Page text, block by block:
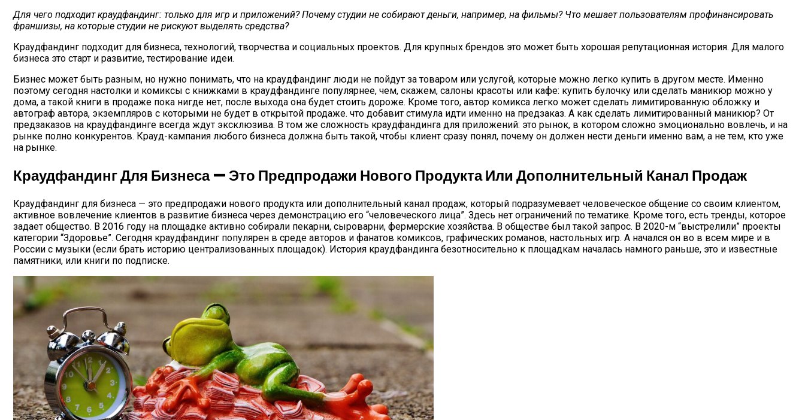
Для чего подходит краудфандинг: только для игр и приложений? Почему студии не собирают деньги, например, на фильмы? Что мешает пользователям профинансировать
франшизы, на которые студии не рискуют выделять средства?
Краудфандинг подходит для бизнеса, технологий, творчества и социальных проектов. Для крупных брендов это может быть хорошая репутационная история. Для малого
бизнеса это старт и развитие, тестирование идеи.
Бизнес может быть разным, но нужно понимать, что на краудфандинг люди не пойдут за товаром или услугой, которые можно легко купить в другом месте. Именно
поэтому сегодня настолки и комиксы с книжками в краудфандинге популярнее, чем, скажем, салоны красоты или кафе: купить булочку или сделать маникюр можно у
дома, а такой книги в продаже пока нигде нет, после выхода она будет стоить дороже. Кроме того, автор комикса легко может сделать лимитированную обложку и
автограф автора, экземпляров с которыми не будет в открытой продаже. что добавит стимула идти именно на предзаказ. А как сделать лимитированный маникюр? От
предзаказов на краудфандинге всегда ждут эксклюзива. В том же сложность краудфандинга для приложений: это рынок, в котором сложно эмоционально вовлечь, и на
рынке полно конкурентов. Крауд-кампания любого бизнеса должна быть такой, чтобы клиент сразу понял, почему он должен нести деньги именно вам, а не тем, кто уже
на рынке.
Краудфандинг Для Бизнеса — Это Предпродажи Нового Продукта Или Дополнительный Канал Продаж
Краудфандинг для бизнеса — это предпродажи нового продукта или дополнительный канал продаж, который подразумевает человеческое общение со своим клиентом,
активное вовлечение клиентов в развитие бизнеса через демонстрацию его “человеческого лица”. Здесь нет ограничений по тематике. Кроме того, есть тренды, которое
задает общество. В 2016 году на площадке активно собирали пекарни, сыроварни, фермерские хозяйства. В обществе был такой запрос. В 2020-м “выстрелили” проекты
категории “Здоровье”. Сегодня краудфандинг популярен в среде авторов и фанатов комиксов, графических романов, настольных игр. А начался он во в всем мире и в
России с музыки (если брать историю централизованных площадок). История краудфандинга безотносительно к площадкам началась намного раньше, это и известные
памятники, или книги по подписке.